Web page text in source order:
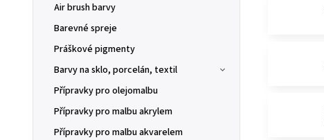
Air brush barvy
Barevné spreje
Práškové pigmenty
Barvy na sklo, porcelán, textil
Přípravky pro olejomalbu
Přípravky pro malbu akrylem
Přípravky pro malbu akvarelem